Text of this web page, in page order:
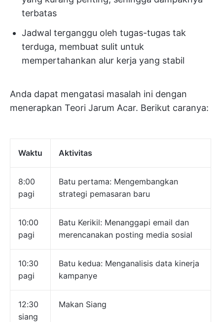
terbatas
Jadwal terganggu oleh tugas-tugas tak
terduga, membuat sulit untuk
mempertahankan alur kerja yang stabil
Anda dapat mengatasi masalah ini dengan
menerapkan Teori Jarum Acar. Berikut caranya:
Waktu Aktivitas
8:00
pagi
Batu pertama: Mengembangkan
strategi pemasaran baru
10:00
pagi
Batu Kerikil: Menanggapi email dan
merencanakan posting media sosial
10:30
pagi
Batu kedua: Menganalisis data kinerja
kampanye
12:30
siang
Makan Siang